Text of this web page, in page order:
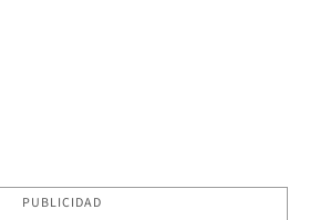
PUBLICIDAD